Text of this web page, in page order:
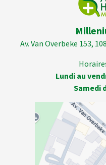
Av. Van Overbeke 153,
Lundi au
Samedi